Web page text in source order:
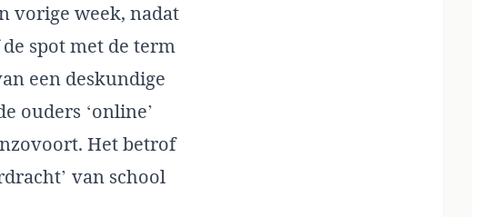
vorige week, nadat
spot met de term
een deskundige
ouders ‘online’
Het betrof
van school